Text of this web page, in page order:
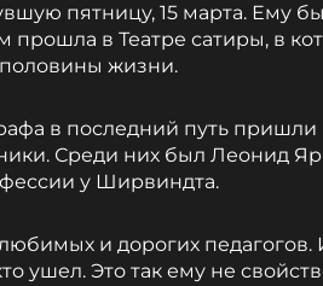
пятницу, 15 марта. Ему
в Театре сатиры, в
жизни.
в последний путь пришли
Среди них был Леонид
у Ширвиндта.
и дорогих педагогов.
ушел. Это так ему не